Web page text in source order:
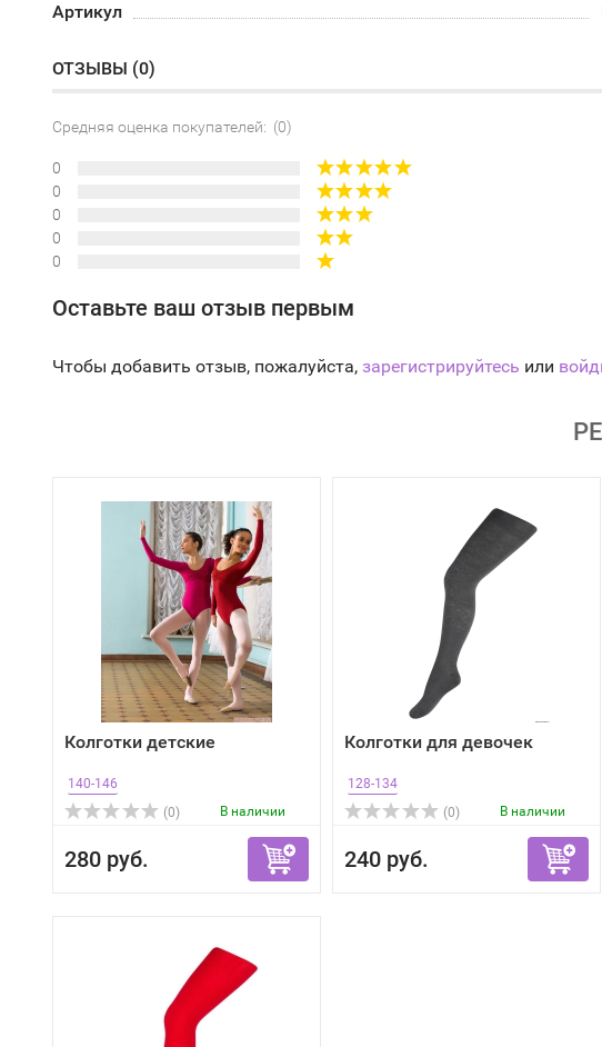
Артикул
ОТЗЫВЫ (0)
Средняя оценка покупателей: (0)
0
0
0
0
0
Оставьте ваш отзыв первым
Чтобы добавить отзыв, пожалуйста, зарегистрируйтесь или
Колготки детские
140-146
(0)
В наличии
280 руб.
Колготки для девочек
128-134
(0)
В наличии
240 руб.